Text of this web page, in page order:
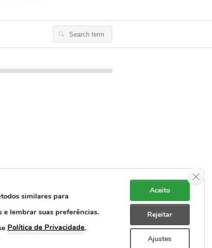
Search
Pessoais
similares para
e lembrar suas preferências.
Política de Privacidade.
Aceito
Rejeitar
Ajustes